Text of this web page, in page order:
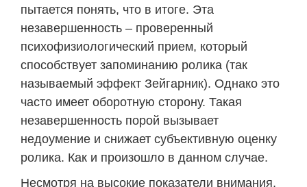
пытается понять, что в итоге. Эта
незавершенность – проверенный
психофизиологический прием, который
способствует запоминанию ролика (так
называемый эффект Зейгарник). Однако это
часто имеет оборотную сторону. Такая
незавершенность порой вызывает
недоумение и снижает субъективную оценку
ролика. Как и произошло в данном случае.
Несмотря на высокие показатели внимания,